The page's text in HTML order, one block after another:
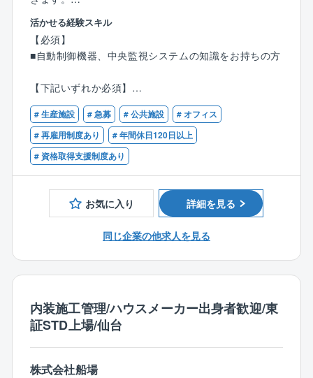
っています。
■グループ会社であるNECラーニングが主催する多様な
研修プログラムも受講可能。
す。
■魅力
・計装設備の商社の立場で、専門性の高い技術が身に
つきます！※同社はアズビル社（国内トップシェア）の
・年間休日127日、アニバーサリー休暇、男性の育休取
得推進など、働きやすい環境が整っています。「健康
経営優良法人2025（大規模法人部門）」にも認定され
ています！
・10年連続決算賞与支給、昨年度はベースアップ実施
等、社員に利益還元をする体制の整った会社です！
■具体的に
・原価計算等の積算作業
・計装設備設置工事の施工管理、試運転調整、保守管
■働き方
・残業月平均30～40時間
・現場が遠方の場合は、出張または現場常駐（常駐の
場合は本人負担0で社宅の提供あり）
活かせる経験スキル
【必須】
■自動制御機器、中央監視システムの知識をお持ちの方
【下記いずれか必須】
■設備工事における施工管理のご経験をお持ちの方
■設備工事における設計積算業務のご経験をお持ちの方
■設備工事における保守・メンテナンス業務のご経験を
お持ちの方
■ビル管理会社における建物の総合管理（ビルマネジメ
【歓迎資格】
■エネルギー管理士
■電気主任技術者
■電気通信工事施工管理技士
※今後資格取得に対して意欲がある方も歓迎致します。
# 生産施設 # 急募 # 公共施設
# オフィス
# 再雇用制度あり
# 年間休日120日以上
# 資格取得支援制度あり
お気に入り 詳細を見る
同じ企業の他求人を見る
内装施工管理/ハウスメーカー出身者歓迎/東
証STD上場/仙台
株式会社船場